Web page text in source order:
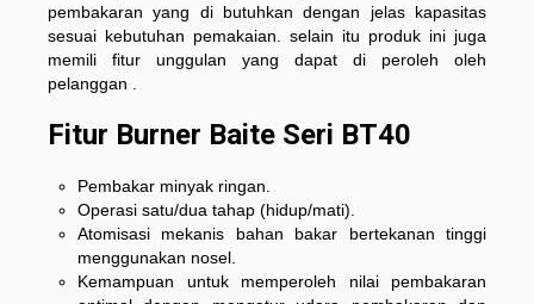
pembakaran yang di butuhkan dengan jelas kapasitas
sesuai kebutuhan pemakaian. selain itu produk ini juga
memili fitur unggulan yang dapat di peroleh oleh
pelanggan .
Fitur Burner Baite Seri BT40
Pembakar minyak ringan.
Operasi satu/dua tahap (hidup/mati).
Atomisasi mekanis bahan bakar bertekanan tinggi
menggunakan nosel.
Kemampuan untuk memperoleh nilai pembakaran